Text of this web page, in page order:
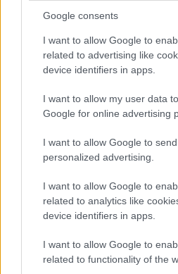
Google consents
I want to allow Google to
related to advertising like
device identifiers in apps.
I want to allow my user data
Google for online advertising
I want to allow Google to
personalized advertising.
I want to allow Google to
related to analytics like
device identifiers in apps.
I want to allow Google to
related to functionality of the
Ha ezt érzed evés után, a
próbál